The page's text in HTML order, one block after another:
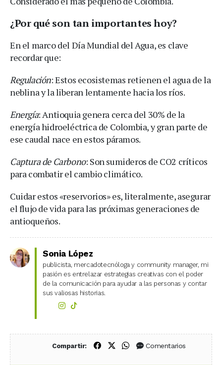
¿Por qué son tan importantes hoy?
En el marco del Día Mundial del Agua, es clave
recordar que:
Regulación: Estos ecosistemas retienen el agua de la
neblina y la liberan lentamente hacia los ríos.
Energía: Antioquia genera cerca del 30% de la
energía hidroeléctrica de Colombia, y gran parte de
ese caudal nace en estos páramos.
Captura de Carbono: Son sumideros de CO2 críticos
para combatir el cambio climático.
Cuidar estos «reservorios» es, literalmente, asegurar
el flujo de vida para las próximas generaciones de
antioqueños.
Sonia López
publicista, mercadotecnóloga y community manager, mi
pasión es entrelazar estrategias creativas con el poder
de la comunicación para ayudar a las personas y contar
sus valiosas historias.
Compartir: Compartir en Facebook
Compartir en X (Twitter)
Compartir en WhatsApp
Comentarios